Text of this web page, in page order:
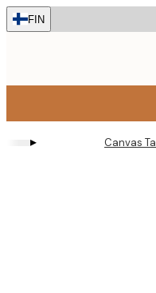
Skip
to
FIN
▸ Canvas